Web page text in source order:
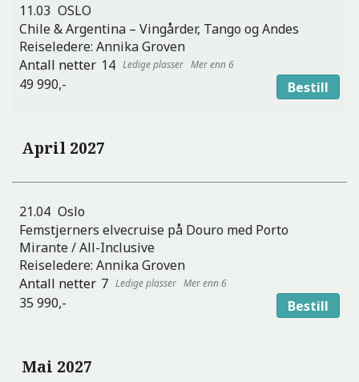
11.03 OSLO
Chile & Argentina – Vingårder, Tango og Andes
Reiseledere: Annika Groven
14
Mer enn 6
49 990,- Bestill
April 2027
21.04 Oslo
Femstjerners elvecruise på Douro med Porto
Mirante / All-Inclusive
Reiseledere: Annika Groven
7
Mer enn 6
35 990,- Bestill
Mai 2027